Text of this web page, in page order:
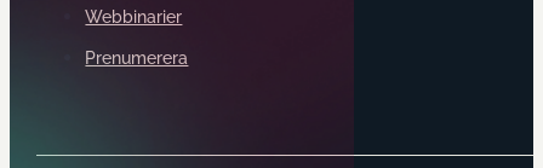
Webbinarier
Prenumerera